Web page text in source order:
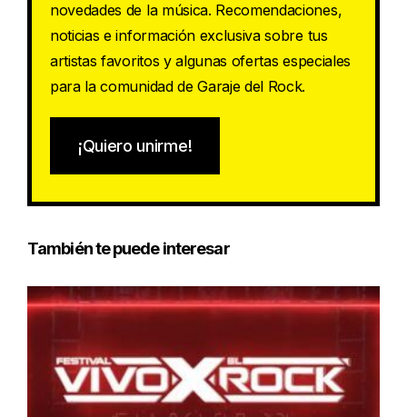
novedades de la música. Recomendaciones,
noticias e información exclusiva sobre tus
artistas favoritos y algunas ofertas especiales
para la comunidad de Garaje del Rock.
¡Quiero unirme!
También te puede interesar